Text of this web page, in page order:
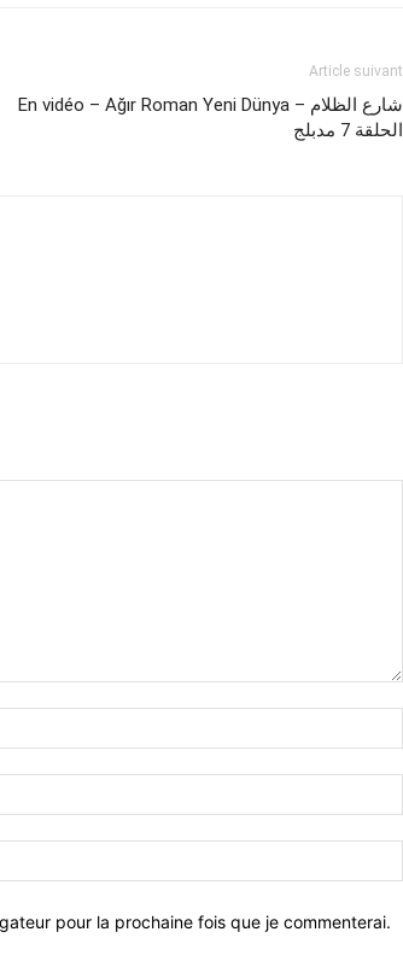
Article suivant
En vidéo – Ağır Roman Yeni Dünya – شارع الظلام
الحلقة 7 مدبلج
pour la prochaine fois que je commenterai.